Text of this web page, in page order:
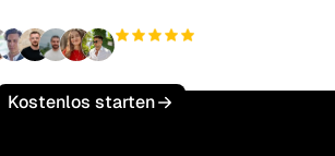
Kostenlos starten